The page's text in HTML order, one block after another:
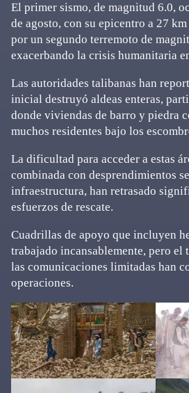
El primer sismo, de magnitud 6.0,
de agosto, con su epicentro a 27
por un segundo terremoto de
exacerbando la crisis humanitaria
Las autoridades talibanas han
inicial destruyó aldeas enteras,
donde viviendas de barro y piedra
muchos residentes bajo los
La dificultad para acceder a estas
combinada con desprendimientos
infraestructura, han retrasado
esfuerzos de rescate.
Cuadrillas de apoyo que incluyen
trabajado incansablemente, pero el
las comunicaciones limitadas han
operaciones.